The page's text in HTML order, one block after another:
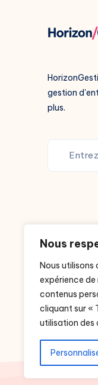
Nous
Nous utilisons
expérience
contenus
cliquant sur «
utilisation des
gestion
plus.